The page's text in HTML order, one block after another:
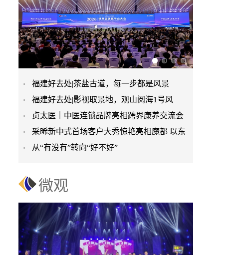
福建好去处|茶盐古道，每一步都是风景
福建好去处|影视取景地，观山阅海1号风
景。贞太医｜中医连锁品牌亮相跨界康养交流会
以连锁模式激活社区民生
采晞新中式首场客户大秀惊艳亮相魔都 以东
方衣韵致敬平凡女性绽
从“有没有”转向“好不好”
微观